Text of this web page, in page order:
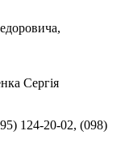
Сергія
124-20-02, (098)